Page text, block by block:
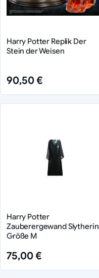
Harry Potter Replik Der
Stein der Weisen
90,50 €
Harry Potter
Zauberergewand Slytherin
Größe M
75,00 €